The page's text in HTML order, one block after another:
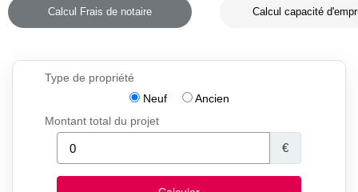
Calcul Frais de notaire Calcul capacité